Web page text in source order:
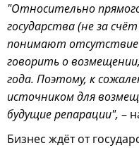
"Относительно
государства (не за
понимают отсутствие
говорить о
года. Поэтому, к
источником для
будущие репарации", –
Бизнес ждёт от